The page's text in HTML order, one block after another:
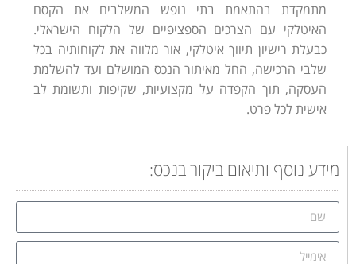
מתמקדת בהתאמת בתי נופש המשלבים את הקסם
האיטלקי עם הצרכים הספציפיים של הלקוח הישראלי.
כבעלת רישיון תיווך איטלקי, אור מלווה את לקוחותיה בכל
שלבי הרכישה, החל מאיתור הנכס המושלם ועד להשלמת
העסקה, תוך הקפדה על מקצועיות, שקיפות ותשומת לב
אישית לכל פרט.
מידע נוסף ותיאום ביקור בנכס: